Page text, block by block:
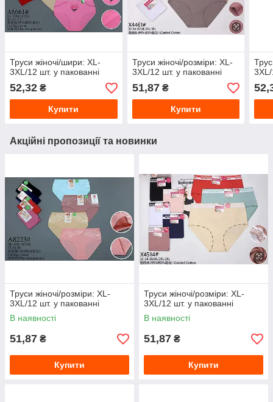
Труси жіночі/шири: XL-
3XL/12 шт. у пакованні
52,32 ₴
Купити
Труси жіночі/розміри: XL-
3XL/12 шт. у пакованні
51,87₴
Купити
3XL/
Акційні пропозиції та новинки
Труси жіночі/розміри: XL-
3XL/12 шт. у пакованні
В наявності
51,87 ₴
Купити
Труси жіночі/розміри: XL-
3XL/12 шт. у пакованні
В наявності
51,87 ₴
Купити